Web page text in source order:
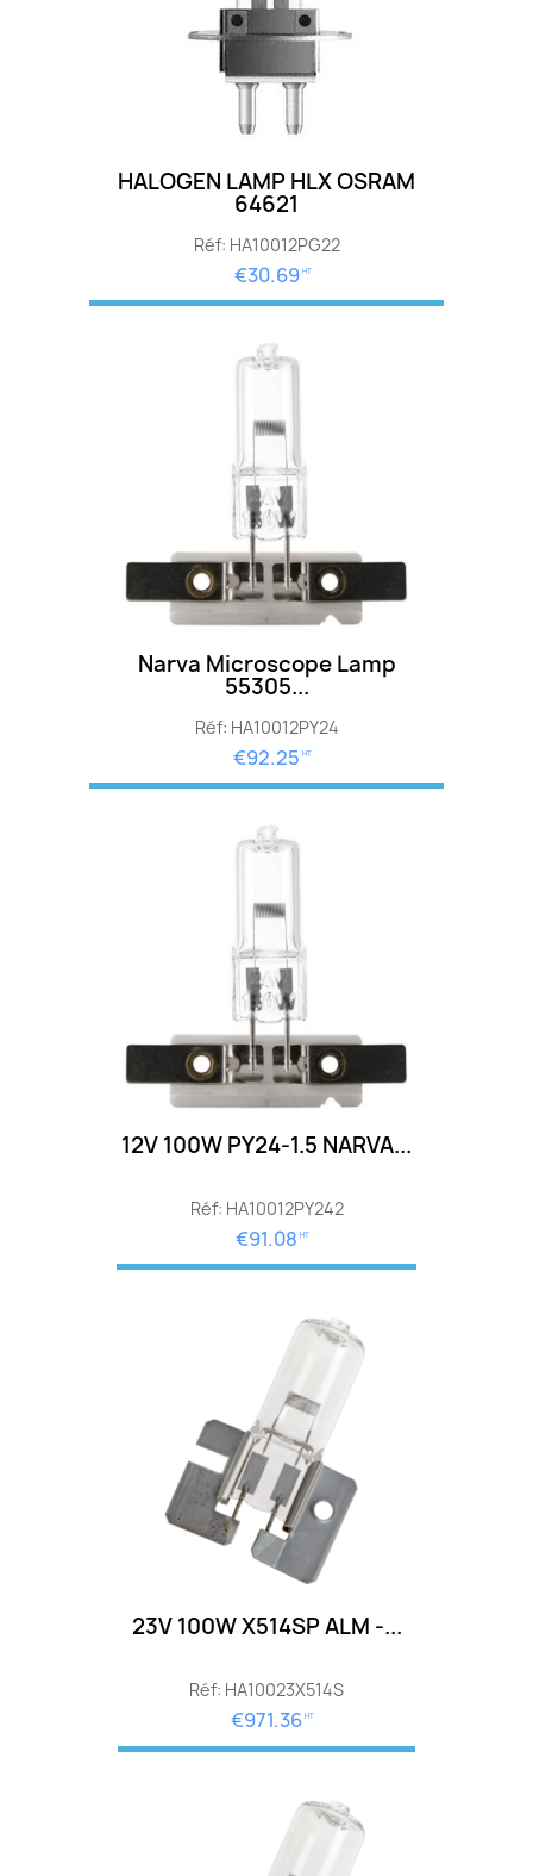
HALOGEN LAMP HLX OSRAM
64621
Réf: HA10012PG22
€30.69 HT
Narva Microscope Lamp
55305...
Réf: HA10012PY24
€92.25 HT
12V 100W PY24-1.5 NARVA...
Réf: HA10012PY242
€91.08 HT
23V 100W X514SP ALM -...
Réf: HA10023X514S
€971.36 HT